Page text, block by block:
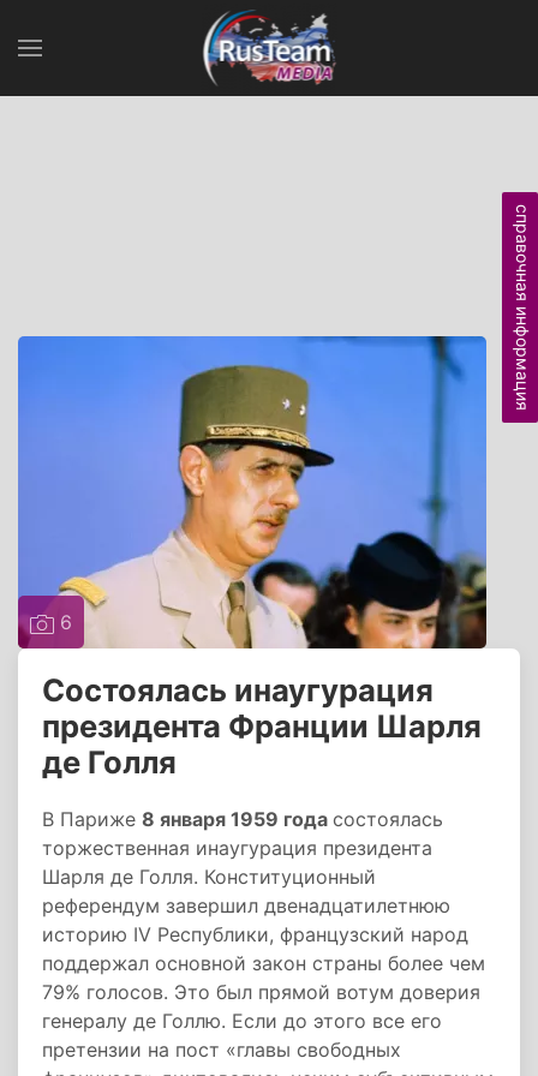
6
Состоялась инаугурация
президента Франции Шарля
де Голля
В Париже 8 января 1959 года состоялась
торжественная инаугурация президента
Шарля де Голля. Конституционный
референдум завершил двенадцатилетнюю
историю IV Республики, французский народ
поддержал основной закон страны более чем
79% голосов. Это был прямой вотум доверия
генералу де Голлю. Если до этого все его
претензии на пост «главы свободных
справочная информация